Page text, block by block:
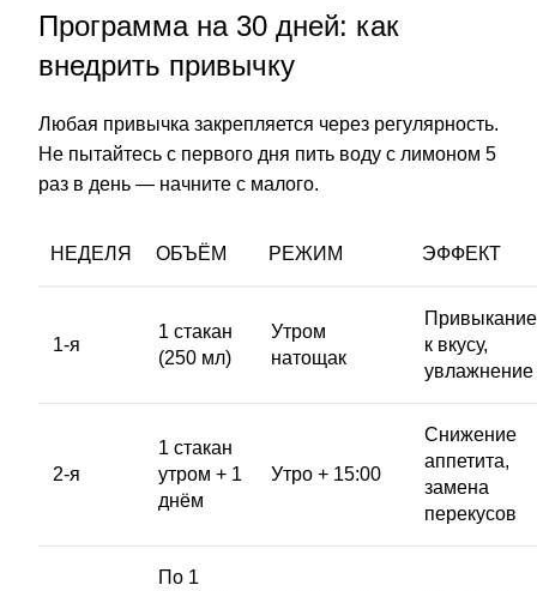
Программа на 30 дней: как
внедрить привычку
Любая привычка закрепляется через регулярность.
Не пытайтесь с первого дня пить воду с лимоном 5
раз в день — начните с малого.
НЕДЕЛЯ ОБЪЁМ РЕЖИМ ЭФФЕКТ
1-я
1 стакан
(250 мл)
Утром
натощак
Привыкание
к вкусу,
увлажнение
2-я
1 стакан
утром + 1
днём
Утро + 15:00
Снижение
аппетита,
замена
перекусов
По 1